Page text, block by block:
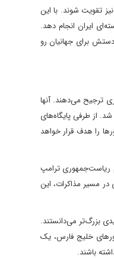
تقویت شوند. با این
ایران انجام دهد.
برای جهانیان رو
ترجیح می‌دهند. آنها
از طرفی پایگاه‌های
را هدف قرار خواهد
ریاست‌جمهوری ترامپ
در مسیر مذاکرات، این
را تهدیدی بزرگ‌تر می‌دانستند.
کشورهای خلیج فارس، یک
باشند.